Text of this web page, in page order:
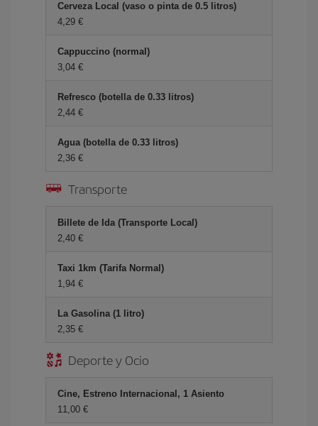
Cerveza Local (vaso o pinta de 0.5 litros)
4,29 €
Cappuccino (normal)
3,04 €
Refresco (botella de 0.33 litros)
2,44 €
Agua (botella de 0.33 litros)
2,36 €
Transporte
Billete de Ida (Transporte Local)
2,40 €
Taxi 1km (Tarifa Normal)
1,94 €
La Gasolina (1 litro)
2,35 €
Deporte y Ocio
Cine, Estreno Internacional, 1 Asiento
11,00 €